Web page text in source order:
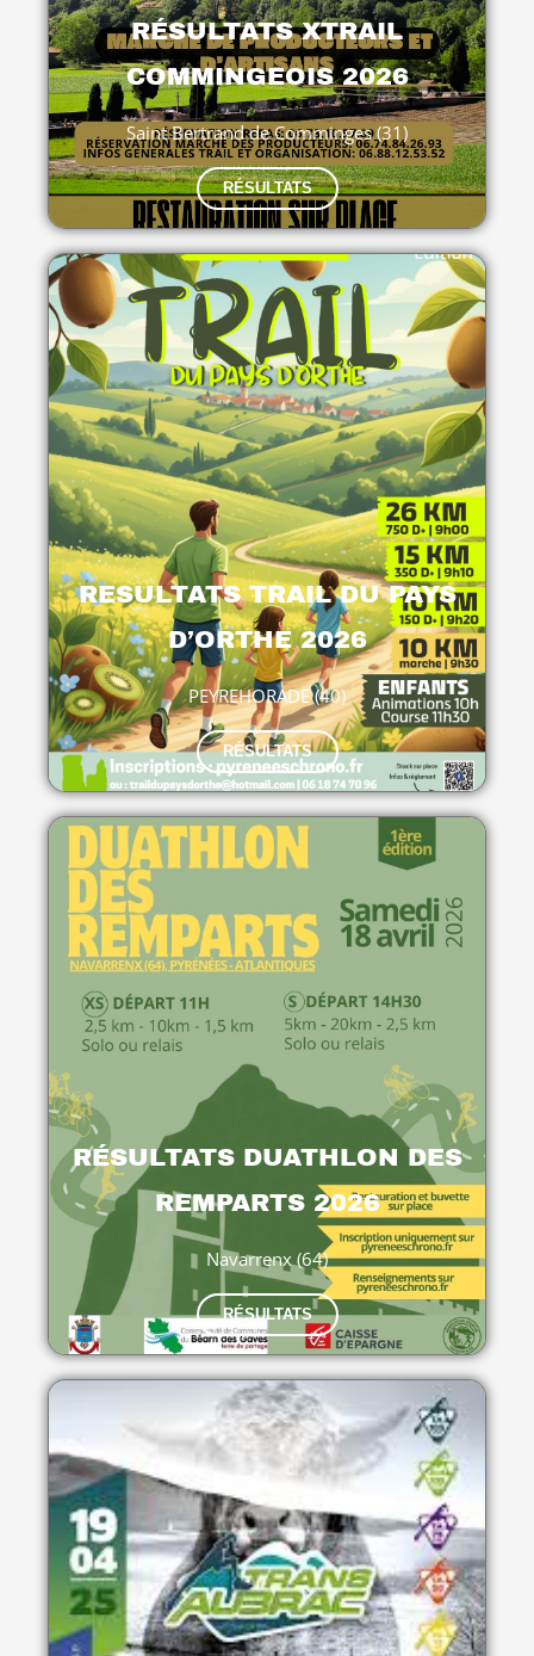
RÉSULTATS XTRAIL
COMMINGEOIS 2026
Saint Bertrand de Comminges (31)
RÉSULTATS
RESULTATS TRAIL DU PAYS
D’ORTHE 2026
PEYREHORADE (40)
RÉSULTATS
RÉSULTATS DUATHLON DES
REMPARTS 2026
Navarrenx (64)
RÉSULTATS